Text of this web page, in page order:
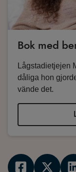
Bok med
Lågstadietjejen
dåliga hon
vände det.